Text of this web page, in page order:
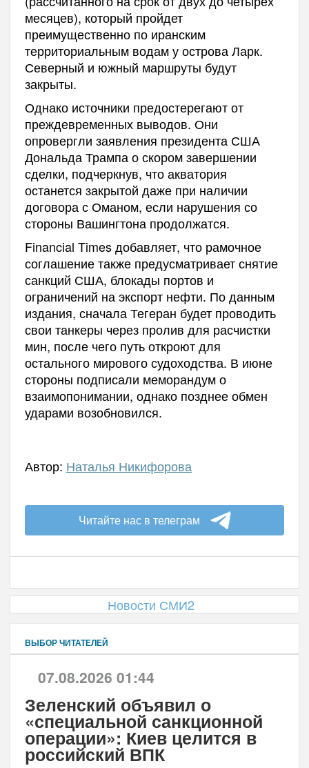
месяцев), который пройдет
преимущественно по иранским
территориальным водам у острова Ларк.
Северный и южный маршруты будут
закрыты.
Однако источники предостерегают от
преждевременных выводов. Они
опровергли заявления президента США
Дональда Трампа о скором завершении
сделки, подчеркнув, что акватория
останется закрытой даже при наличии
договора с Оманом, если нарушения со
стороны Вашингтона продолжатся.
Financial Times добавляет, что рамочное
соглашение также предусматривает снятие
санкций США, блокады портов и
ограничений на экспорт нефти. По данным
издания, сначала Тегеран будет проводить
свои танкеры через пролив для расчистки
мин, после чего путь откроют для
остального мирового судоходства. В июне
стороны подписали меморандум о
взаимопонимании, однако позднее обмен
ударами возобновился.
Автор: Наталья Никифорова
Читайте нас в телеграм
Новости СМИ2
ВЫБОР ЧИТАТЕЛЕЙ
07.08.2026 01:44
Зеленский объявил о
«специальной санкционной
операции»: Киев целится в
российский ВПК